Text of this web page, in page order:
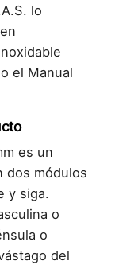
lo
el Manual
es un
dos módulos
y siga.
o
o
del